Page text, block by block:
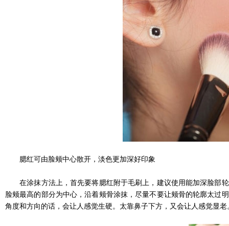
腮红可由脸颊中心散开，淡色更加深好印象
在涂抹方法上，首先要将腮红附于毛刷上，建议使用能加深脸部
脸颊最高的部分为中心，沿着颊骨涂抹，尽量不要让颊骨的轮廓太过
角度和方向的话，会让人感觉生硬。太靠鼻子下方，又会让人感觉显